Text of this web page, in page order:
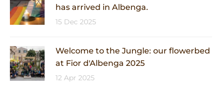
has arrived in Albenga.
15 Dec 2025
Welcome to the Jungle: our flowerbed
at Fior d'Albenga 2025
12 Apr 2025